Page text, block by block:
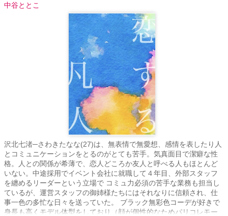
中谷ととこ
沢北七渚─さわきたなな(27)は、無表情で無愛想、感情を表したり人
とコミュニケーションをとるのがとても苦手。気真面目で潔癖な性
格。人との関係が希薄で、恋人どころか友人と呼べる人もほとんど
いない。中途採用でイベント会社に就職して４年目、外部スタッフ
を纏めるリーダーという立場で コミュ力必須の苦手な業務も担当し
ているが、運営スタッフの御姉様たちにはそれなりに信頼され、仕
事一色の多忙な日々を送っていた。 ブラック無彩色コーデが好きで
身長も高くモデル体型をしており（顔が個性的なためパリコレモー